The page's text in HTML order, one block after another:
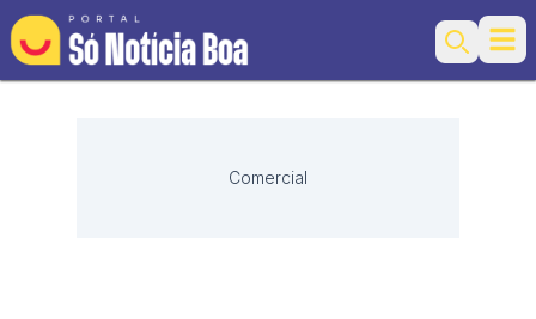
Search
Comercial